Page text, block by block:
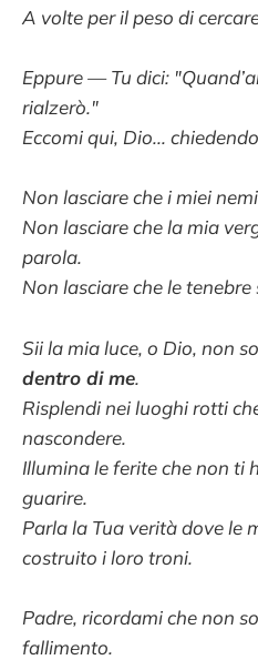
A volte per il peso di
Eppure — Tu dici:
rialzerò."
Eccomi qui, Dio...
Non lasciare che i miei
Non lasciare che la mia
parola.
Non lasciare che le
Sii la mia luce, o Dio, non
dentro di me.
Risplendi nei luoghi rotti
nascondere.
Illumina le ferite che non ti
guarire.
Parla la Tua verità dove le
costruito i loro troni.
Padre, ricordami che non
fallimento.